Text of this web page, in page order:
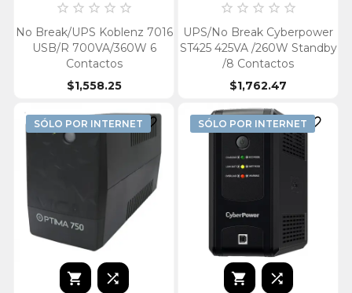
    
No Break/UPS Koblenz 7016
USB/R 700VA/360W 6
Contactos
$1,558.25
    
UPS/No Break Cyberpower
ST425 425VA /260W Standby
/8 Contactos
$1,762.47
SÓLO POR INTERNET 
 
SÓLO POR INTERNET 
 